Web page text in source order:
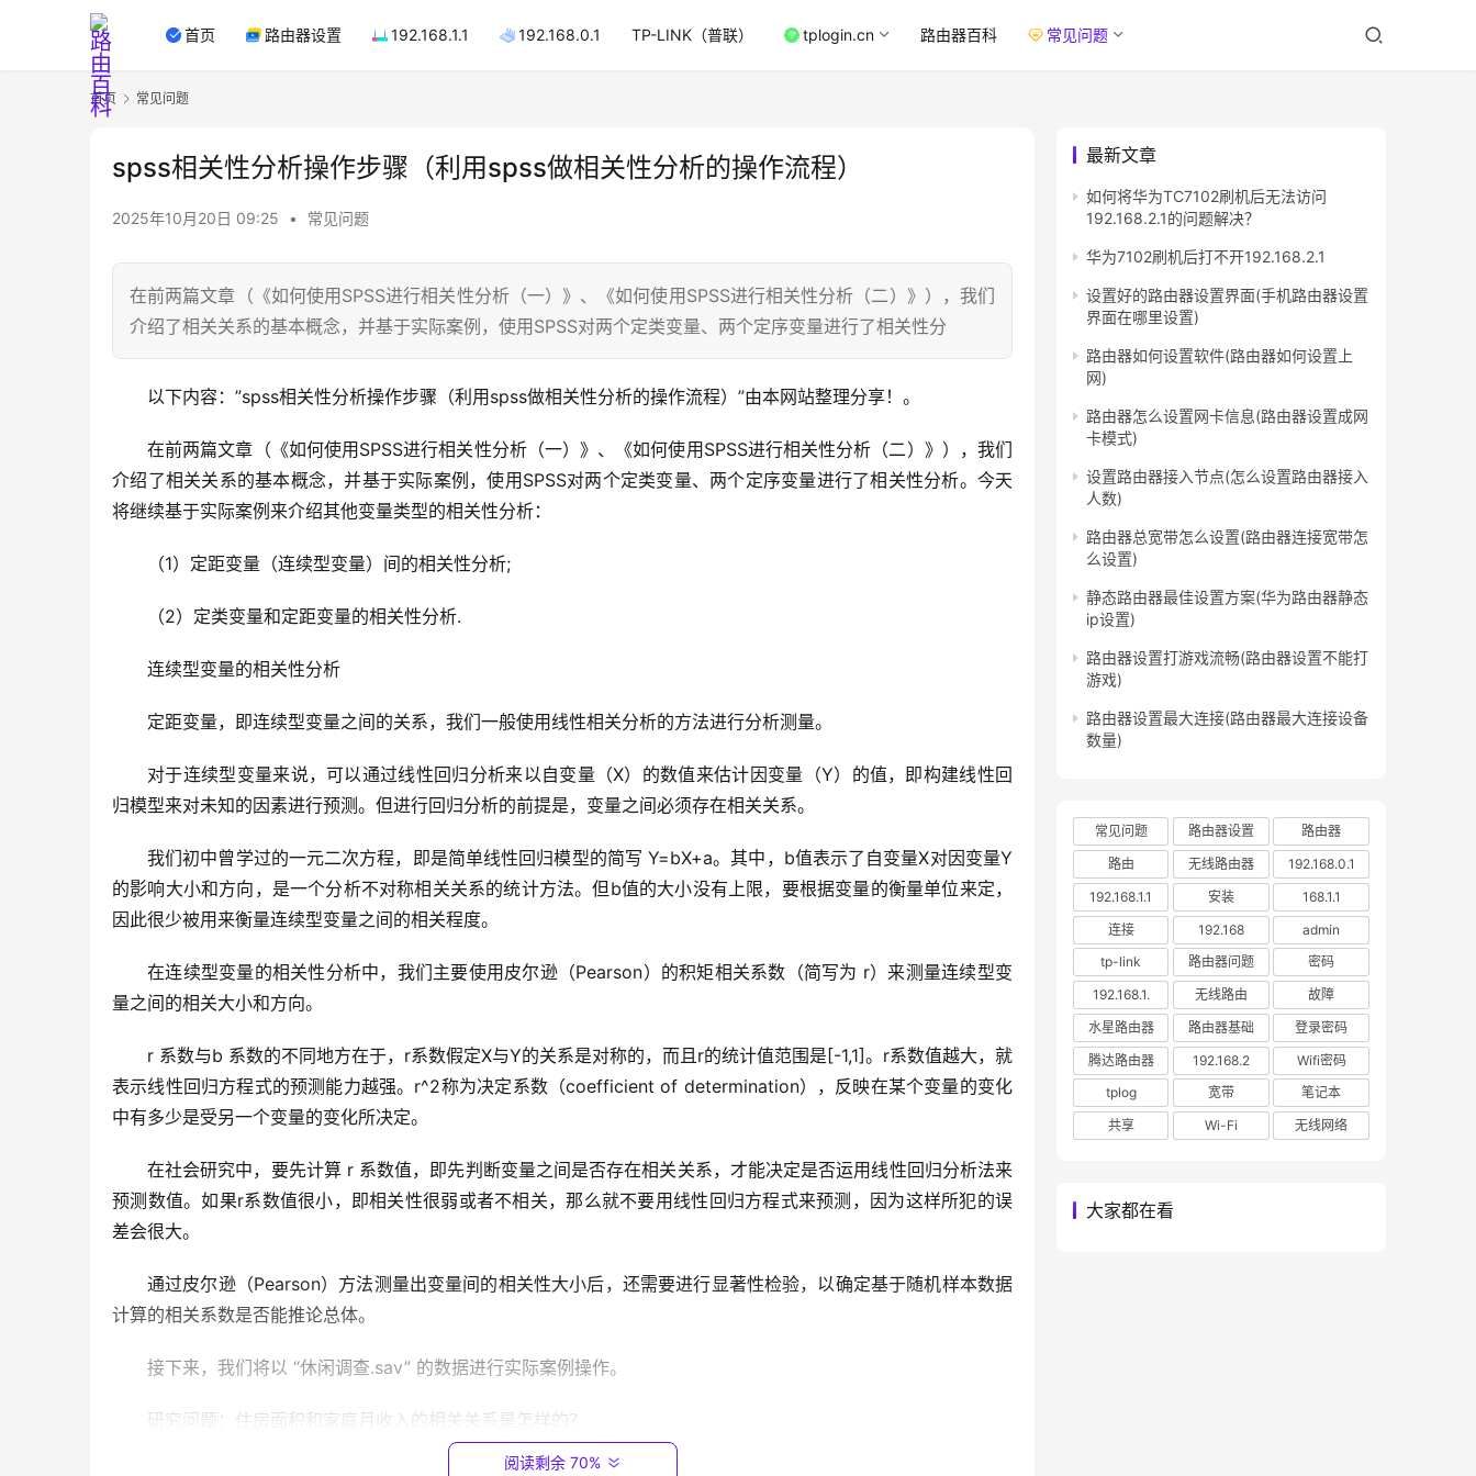
首页 路由器设置 192.168.1.1 192.168.0.1 TP-LINK（普联） tplogin.cn 路由器百科 常见问题
首页 常见问题
spss相关性分析操作步骤（利用spss做相关性分析的操作流程）
2025年10月20日 09:25 • 常见问题
在前两篇文章（《如何使用SPSS进行相关性分析（一）》、《如何使用SPSS进行相关性分析（二）》），我们
介绍了相关关系的基本概念，并基于实际案例，使用SPSS对两个定类变量、两个定序变量进行了相关性分
以下内容：”spss相关性分析操作步骤（利用spss做相关性分析的操作流程）”由本网站整理分享！。
在前两篇文章（《如何使用SPSS进行相关性分析（一）》、《如何使用SPSS进行相关性分析（二）》），我们
介绍了相关关系的基本概念，并基于实际案例，使用SPSS对两个定类变量、两个定序变量进行了相关性分析。今天
将继续基于实际案例来介绍其他变量类型的相关性分析：
（1）定距变量（连续型变量）间的相关性分析;
（2）定类变量和定距变量的相关性分析.
连续型变量的相关性分析
定距变量，即连续型变量之间的关系，我们一般使用线性相关分析的方法进行分析测量。
对于连续型变量来说，可以通过线性回归分析来以自变量（X）的数值来估计因变量（Y）的值，即构建线性回
归模型来对未知的因素进行预测。但进行回归分析的前提是，变量之间必须存在相关关系。
我们初中曾学过的一元二次方程，即是简单线性回归模型的简写 Y=bX+a。其中，b值表示了自变量X对因变量Y
的影响大小和方向，是一个分析不对称相关关系的统计方法。但b值的大小没有上限，要根据变量的衡量单位来定，
因此很少被用来衡量连续型变量之间的相关程度。
在连续型变量的相关性分析中，我们主要使用皮尔逊（Pearson）的积矩相关系数（简写为 r）来测量连续型变
量之间的相关大小和方向。
r 系数与b 系数的不同地方在于，r系数假定X与Y的关系是对称的，而且r的统计值范围是[-1,1]。r系数值越大，就
表示线性回归方程式的预测能力越强。r^2称为决定系数（coefficient of determination），反映在某个变量的变化
中有多少是受另一个变量的变化所决定。
在社会研究中，要先计算 r 系数值，即先判断变量之间是否存在相关关系，才能决定是否运用线性回归分析法来
预测数值。如果r系数值很小，即相关性很弱或者不相关，那么就不要用线性回归方程式来预测，因为这样所犯的误
差会很大。
通过皮尔逊（Pearson）方法测量出变量间的相关性大小后，还需要进行显著性检验，以确定基于随机样本数据
计算的相关系数是否能推论总体。
接下来，我们将以 “休闲调查.sav” 的数据进行实际案例操作。
研究问题：住房面积和家庭月收入的相关关系是怎样的？
阅读剩余 70%
最新文章
如何将华为TC7102刷机后无法访问
192.168.2.1的问题解决？
华为7102刷机后打不开192.168.2.1
设置好的路由器设置界面(手机路由器设置
界面在哪里设置)
路由器如何设置软件(路由器如何设置上
网)
路由器怎么设置网卡信息(路由器设置成网
卡模式)
设置路由器接入节点(怎么设置路由器接入
人数)
路由器总宽带怎么设置(路由器连接宽带怎
么设置)
静态路由器最佳设置方案(华为路由器静态
ip设置)
路由器设置打游戏流畅(路由器设置不能打
游戏)
路由器设置最大连接(路由器最大连接设备
数量)
常见问题 路由器设置
路由器
路由
无线路由器
192.168.0.1
192.168.1.1
安装
168.1.1
连接
192.168
admin
tp-link
路由器问题
密码
192.168.1.
无线路由
故障
水星路由器
路由器基础
登录密码
腾达路由器
192.168.2
Wifi密码
tplog
宽带
笔记本
共享
Wi-Fi 无线网络
大家都在看